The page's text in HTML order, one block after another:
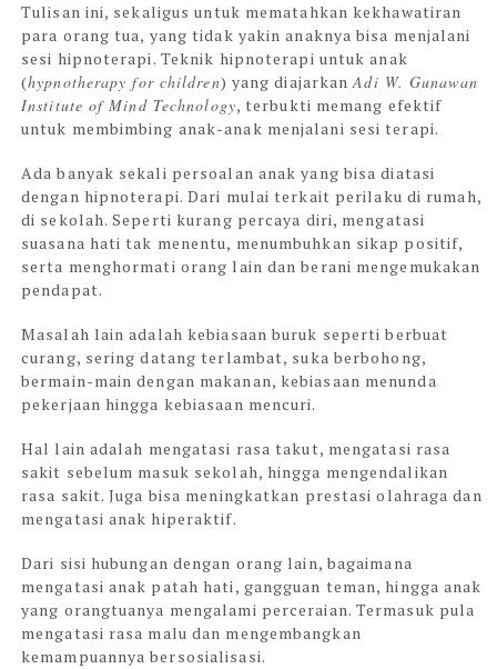
Tulisan ini, sekaligus untuk mematahkan kekhawatiran
para orang tua, yang tidak yakin anaknya bisa menjalani
sesi hipnoterapi. Teknik hipnoterapi untuk anak
(hypnotherapy for children) yang diajarkanAdi W. Gunawan
Institute of Mind Technology, terbukti memang efektif
untuk membimbing anak-anak menjalani sesi terapi.
Ada banyak sekali persoalan anak yang bisa diatasi
dengan hipnoterapi. Dari mulai terkait perilaku di rumah,
di sekolah. Seperti kurang percaya diri, mengatasi
suasana hati tak menentu, menumbuhkan sikap positif,
serta menghormati orang lain dan berani mengemukakan
pendapat.
Masalah lain adalah kebiasaan buruk seperti berbuat
curang, sering datang terlambat, suka berbohong,
bermain-main dengan makanan, kebiasaan menunda
pekerjaan hingga kebiasaan mencuri.
Hal lain adalah mengatasi rasa takut, mengatasi rasa
sakit sebelum masuk sekolah, hingga mengendalikan
rasa sakit. Juga bisa meningkatkan prestasi olahraga dan
mengatasi anak hiperaktif.
Dari sisi hubungan dengan orang lain, bagaimana
mengatasi anak patah hati, gangguan teman, hingga anak
yang orangtuanya mengalami perceraian. Termasuk pula
mengatasi rasa malu dan mengembangkan
kemampuannya bersosialisasi.